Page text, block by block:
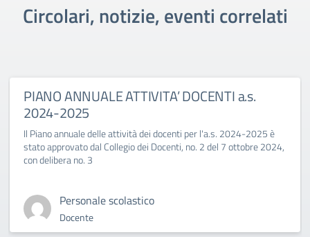
Circolari, notizie, eventi correlati
PIANO ANNUALE ATTIVITA’ DOCENTI a.s.
2024-2025
Il Piano annuale delle attività dei docenti per l'a.s. 2024-2025 è
stato approvato dal Collegio dei Docenti, no. 2 del 7 ottobre 2024,
con delibera no. 3
Personale scolastico
Docente